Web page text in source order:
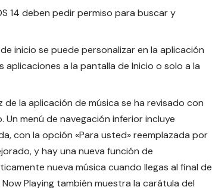
14 deben pedir permiso para buscar y
inicio se puede personalizar en la aplicación
a la pantalla de Inicio o solo a la
de la aplicación de música se ha revisado con
menú de navegación inferior incluye
con la opción «Para usted» reemplazada por
y hay una nueva función de
nueva música cuando llegas al final de
Playing también muestra la carátula del